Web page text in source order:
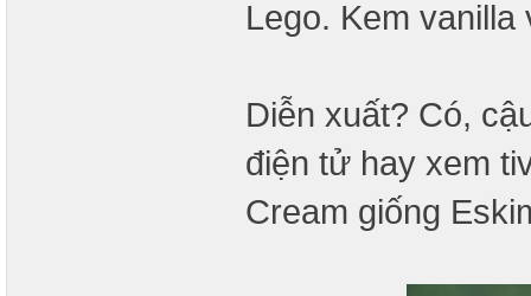
Lego. Kem
Diễn xuất? Có,
điện tử hay xem
Cream giống